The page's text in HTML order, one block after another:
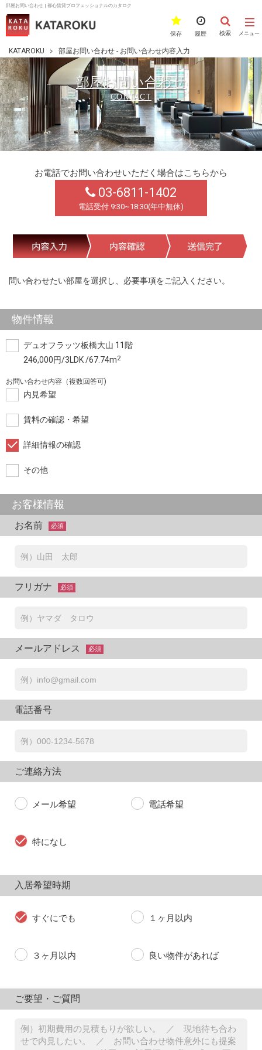
部屋お問い合わせ | 都心賃貸プロフェッショナルのカタロク
メニュー
検索
履歴
保存
KATAROKU 部屋お問い合わせ - お問い合わせ内容入力
部屋お問い合わせ
CONTACT
お電話でお問い合わせいただく場合はこちらから
03-6811-1402
電話受付 9:30~18:30(年中無休)
問い合わせたい部屋を選択し、必要事項をご記入ください。
物件情報
デュオフラッツ板橋大山 11階
246,000円/3LDK /67.74m2
お問い合わせ内容（複数回答可)
内見希望
賃料の確認・希望
詳細情報の確認
その他
お客様情報
お名前 必須
フリガナ 必須
メールアドレス 必須
電話番号
ご連絡方法
メール希望 電話希望
特になし
入居希望時期
すぐにでも １ヶ月以内
３ヶ月以内 良い物件があれば
ご要望・ご質問